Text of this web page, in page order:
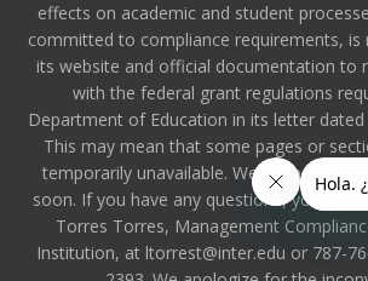
effects on academic and student
committed to compliance requirements, is
its website and official documentation to
with the federal grant regulations
Department of Education in its letter dated
This may mean that some pages or
temporarily unavailable. We will be
soon. If you have any questions, you can
Torres Torres, Management
Institution, at ltorrest@inter.edu or 787-